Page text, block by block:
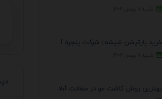
خرید پارتیشن شیشه | شرکت پنجره آسمان
بهترین روش کاشت مو در سعادت آباد